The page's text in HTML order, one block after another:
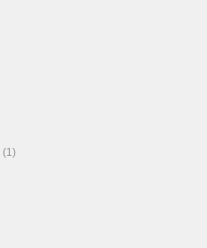
(1)